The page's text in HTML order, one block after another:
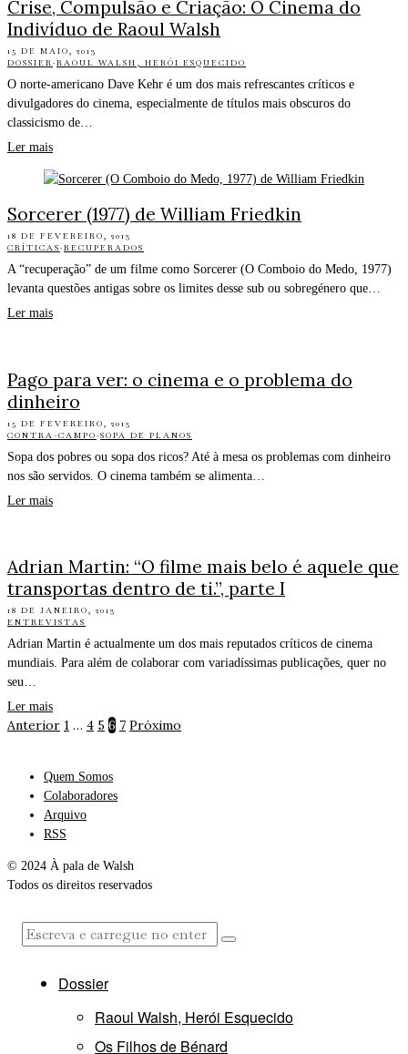
Crise, Compulsão e Criação: O Cinema do
Indivíduo de Raoul Walsh
15 DE MAIO, 2013
DOSSIER·RAOUL WALSH, HERÓI ESQUECIDO
O norte-americano Dave Kehr é um dos mais refrescantes críticos e
divulgadores do cinema, especialmente de títulos mais obscuros do
classicismo de…
Ler mais
Sorcerer (1977) de William Friedkin
18 DE FEVEREIRO, 2013
CRÍTICAS·RECUPERADOS
A “recuperação” de um filme como Sorcerer (O Comboio do Medo, 1977)
levanta questões antigas sobre os limites desse sub ou sobregénero que…
Ler mais
Pago para ver: o cinema e o problema do
dinheiro
15 DE FEVEREIRO, 2013
CONTRA-CAMPO·SOPA DE PLANOS
Sopa dos pobres ou sopa dos ricos? Até à mesa os problemas com dinheiro
nos são servidos. O cinema também se alimenta…
Ler mais
Adrian Martin: “O filme mais belo é aquele que
transportas dentro de ti.”, parte I
18 DE JANEIRO, 2013
ENTREVISTAS
Adrian Martin é actualmente um dos mais reputados críticos de cinema
mundiais. Para além de colaborar com variadíssimas publicações, quer no
seu…
Ler mais
Anterior 1 … 4 5 6 7 Próximo
Quem Somos
Colaboradores
Arquivo
RSS
© 2024 À pala de Walsh
Todos os direitos reservados
Dossier
Raoul Walsh, Herói Esquecido
Os Filhos de Bénard